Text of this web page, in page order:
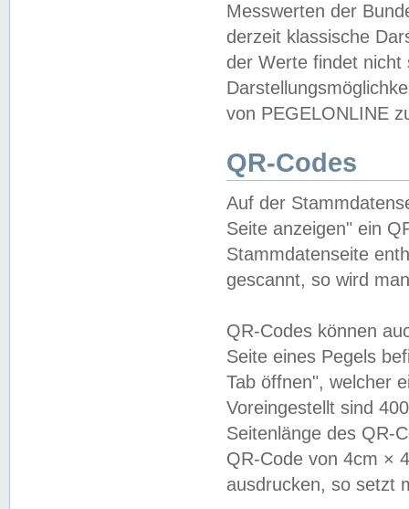
Messwerten der
derzeit klassische
der Werte findet
von PEGELONLINE
QR-Codes
Auf der
Seite anzeigen" ein
Stammdatenseite
gescannt, so wird
QR-Codes können
Seite eines Pegels
Tab öffnen", welcher
Voreingestellt sind
Seitenlänge des QR-
QR-Code von 4cm ×
ausdrucken, so setzt